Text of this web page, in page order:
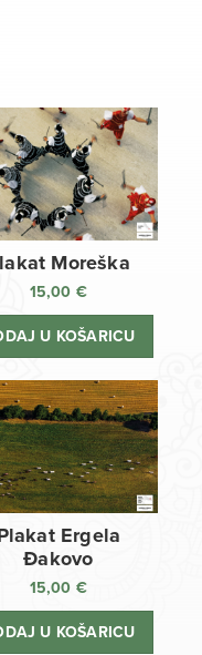
Moreška
15,00 €
U KOŠARICU
Ergela
Đakovo
15,00 €
U KOŠARICU